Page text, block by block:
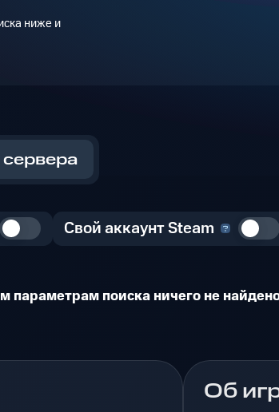
ниже и
Свой аккаунт Steam
параметрам поиска ничего не
Об